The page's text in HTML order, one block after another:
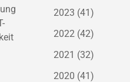
2023 (41)
2022 (42)
2021 (32)
2020 (41)